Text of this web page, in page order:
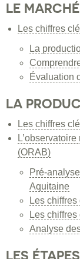
Les enjeux
Contacts
LE
Les chiffres
La
Évaluation
LA
Les chiffres
(ORAB)
Pré-
Aquitaine
Les
Les
Analyse
LES